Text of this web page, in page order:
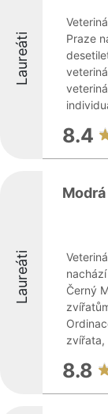
Laureáti
Praze
8.4
Laureáti
Černý
zvířata,
8.8